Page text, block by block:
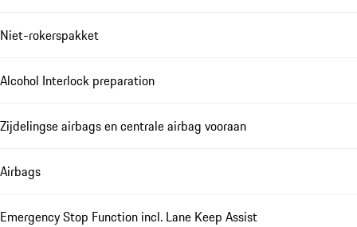
Niet-rokerspakket
Alcohol Interlock preparation
Zijdelingse airbags en centrale airbag vooraan
Airbags
Emergency Stop Function incl. Lane Keep Assist